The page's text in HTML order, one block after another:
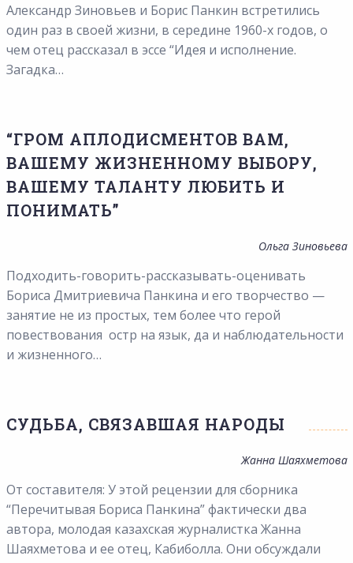
Александр Зиновьев и Борис Панкин встретились
один раз в своей жизни, в середине 1960-х годов, о
чем отец рассказал в эссе “Идея и исполнение.
Загадка…
“ГРОМ АПЛОДИСМЕНТОВ ВАМ,
ВАШЕМУ ЖИЗНЕННОМУ ВЫБОРУ,
ВАШЕМУ ТАЛАНТУ ЛЮБИТЬ И
ПОНИМАТЬ”
Ольга Зиновьева
Подходить-говорить-рассказывать-оценивать
Бориса Дмитриевича Панкина и его творчество —
занятие не из простых, тем более что герой
повествования остр на язык, да и наблюдательности
и жизненного…
СУДЬБА, СВЯЗАВШАЯ НАРОДЫ
Жанна Шаяхметова
От составителя: У этой рецензии для сборника
“Перечитывая Бориса Панкина” фактически два
автора, молодая казахская журналистка Жанна
Шаяхметова и ее отец, Кабиболла. Они обсуждали